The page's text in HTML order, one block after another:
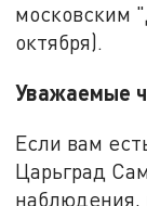
московским
октября).
Уважаемые
Если вам
Царьград
наблюдения,